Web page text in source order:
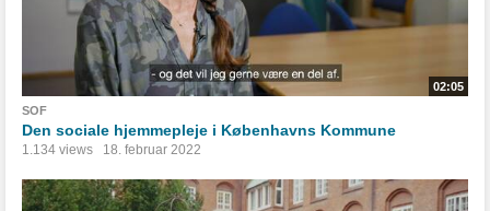
02:05
SOF
Den sociale hjemmepleje i Københavns Kommune
1.134 views 18. februar 2022